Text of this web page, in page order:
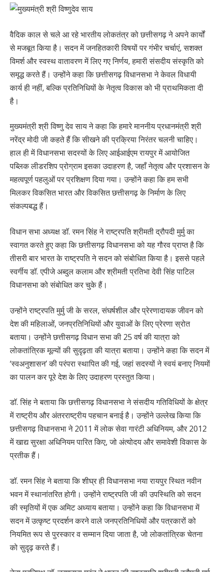
वैदिक काल से चले आ रहे भारतीय लोकतंत्र को छत्तीसगढ़ ने अपने कार्यों
से मजबूत किया है। सदन में जनहितकारी विषयों पर गंभीर चर्चाएं, सशक्त
विमर्श और स्वस्थ वातावरण में लिए गए निर्णय, हमारी संसदीय संस्कृति को
समृद्ध करते हैं। उन्होंने कहा कि छत्तीसगढ़ विधानसभा ने केवल विधायी
कार्य ही नहीं, बल्कि प्रतिनिधियों के नेतृत्व विकास को भी प्राथमिकता दी
है।
मुख्यमंत्री श्री विष्णु देव साय ने कहा कि हमारे माननीय प्रधानमंत्री श्री
नरेंद्र मोदी जी कहते हैं कि सीखने की प्रक्रिया निरंतर चलनी चाहिए।
हाल ही में विधानसभा सदस्यों के लिए आईआईएम रायपुर में आयोजित
पब्लिक लीडरशिप प्रोग्राम इसका उदाहरण है, जहाँ नेतृत्व और प्रशासन के
महत्वपूर्ण पहलुओं पर प्रशिक्षण दिया गया। उन्होंने कहा कि हम सभी
मिलकर विकसित भारत और विकसित छत्तीसगढ़ के निर्माण के लिए
संकल्पबद्ध हैं।
विधान सभा अध्यक्ष डॉ. रमन सिंह ने राष्ट्रपति श्रीमती द्रौपदी मुर्मु का
स्वागत करते हुए कहा कि छत्तीसगढ़ विधानसभा को यह गौरव प्राप्त है कि
तीसरी बार भारत के राष्ट्रपति ने सदन को संबोधित किया है। इससे पहले
स्वर्गीय डॉ. एपीजे अब्दुल कलाम और श्रीमती प्रतिभा देवी सिंह पाटिल
विधानसभा को संबोधित कर चुके हैं।
उन्होंने राष्ट्रपति मुर्मु जी के सरल, संघर्षशील और प्रेरणादायक जीवन को
देश की महिलाओं, जनप्रतिनिधियों और युवाओं के लिए प्रेरणा स्रोत
बताया। उन्होंने छत्तीसगढ़ विधान सभा की 25 वर्ष की यात्रा को
लोकतांत्रिक मूल्यों की सुदृढ़ता की यात्रा बताया। उन्होंने कहा कि सदन में
‘स्वअनुशासन’ की परंपरा स्थापित की गई, जहां सदस्यों ने स्वयं बनाए नियमों
का पालन कर पूरे देश के लिए उदाहरण प्रस्तुत किया।
डॉ. सिंह ने बताया कि छत्तीसगढ़ विधानसभा ने संसदीय गतिविधियों के क्षेत्र
में राष्ट्रीय और अंतरराष्ट्रीय पहचान बनाई है। उन्होंने उल्लेख किया कि
छत्तीसगढ़ विधानसभा ने 2011 में लोक सेवा गारंटी अधिनियम, और 2012
में खाद्य सुरक्षा अधिनियम पारित किए, जो अंत्योदय और समावेशी विकास के
प्रतीक हैं।
डॉ. रमन सिंह ने बताया कि शीघ्र ही विधानसभा नया रायपुर स्थित नवीन
भवन में स्थानांतरित होगी। उन्होंने राष्ट्रपति जी की उपस्थिति को सदन
की स्मृतियों में एक अमिट अध्याय बताया। उन्होंने कहा कि विधानसभा में
सदन में उत्कृष्ट प्रदर्शन करने वाले जनप्रतिनिधियों और पत्रकारों को
नियमित रूप से पुरस्कार व सम्मान दिया जाता है, जो लोकतांत्रिक चेतना
को सुदृढ़ करते हैं।